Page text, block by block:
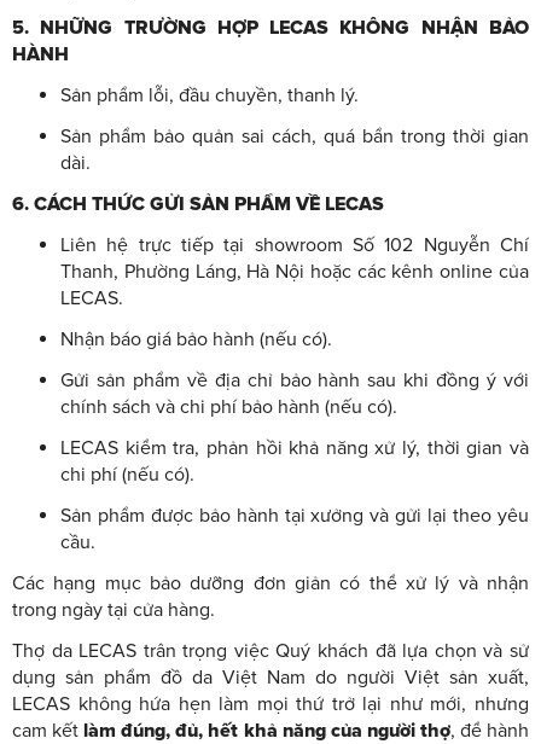
5. NHỮNG TRƯỜNG HỢP LECAS KHÔNG NHẬN BẢO
HÀNH
Sản phẩm lỗi, đầu chuyền, thanh lý.
Sản phẩm bảo quản sai cách, quá bẩn trong thời gian
dài.
6. CÁCH THỨC GỬI SẢN PHẨM VỀ LECAS
Liên hệ trực tiếp tại showroom Số 102 Nguyễn Chí
Thanh, Phường Láng, Hà Nội hoặc các kênh online của
LECAS.
Nhận báo giá bảo hành (nếu có).
Gửi sản phẩm về địa chỉ bảo hành sau khi đồng ý với
chính sách và chi phí bảo hành (nếu có).
LECAS kiểm tra, phản hồi khả năng xử lý, thời gian và
chi phí (nếu có).
Sản phẩm được bảo hành tại xưởng và gửi lại theo yêu
cầu.
Các hạng mục bảo dưỡng đơn giản có thể xử lý và nhận
trong ngày tại cửa hàng.
Thợ da LECAS trân trọng việc Quý khách đã lựa chọn và sử
dụng sản phẩm đồ da Việt Nam do người Việt sản xuất,
LECAS không hứa hẹn làm mọi thứ trở lại như mới, nhưng
cam kếtlàm đúng, đủ, hết khả năng của người thợ, để hành